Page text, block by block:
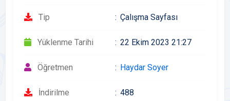
Tip Çalışma Sayfası
Yüklenme Tarihi 22 Ekim 2023 21:27
Öğretmen Haydar Soyer
İndirilme 488